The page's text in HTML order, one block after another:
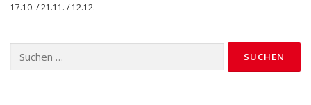
17.10. / 21.11. / 12.12.
nach: